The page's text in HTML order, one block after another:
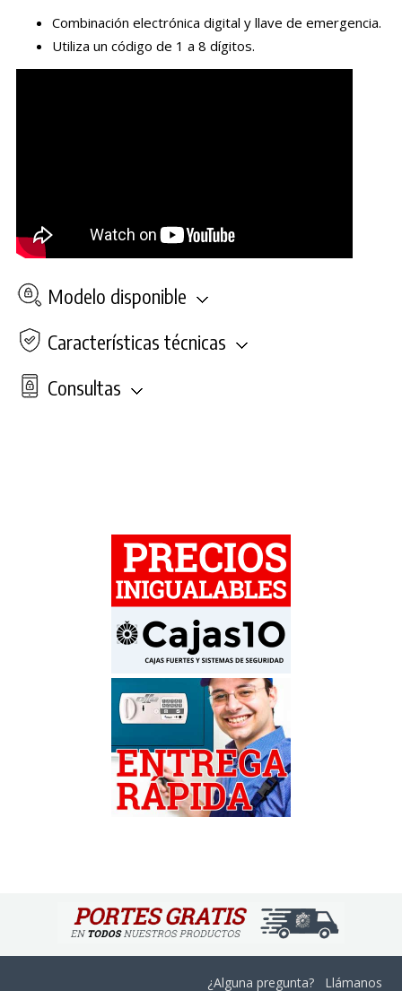
Combinación electrónica digital y llave de emergencia.
Utiliza un código de 1 a 8 dígitos.
Modelo disponible
Características técnicas
Consultas
¿Alguna pregunta? Llámanos